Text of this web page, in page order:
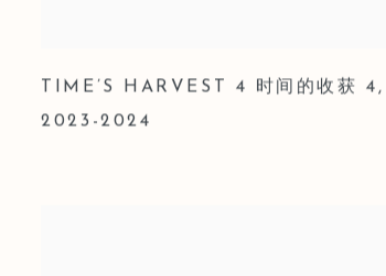
TIME’S HARVEST 4 时间的收获 4,
2023-2024